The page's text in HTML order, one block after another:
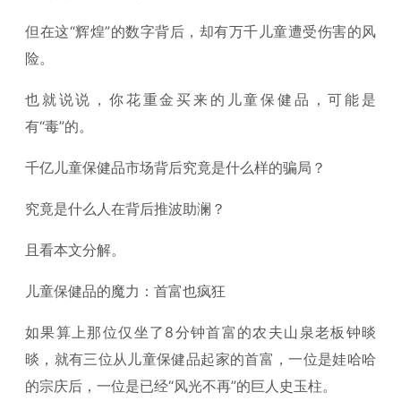
但在这“辉煌”的数字背后，却有万千儿童遭受伤害的风
险。
也就说说，你花重金买来的儿童保健品，可能是
有“毒”的。
千亿儿童保健品市场背后究竟是什么样的骗局？
究竟是什么人在背后推波助澜？
且看本文分解。
儿童保健品的魔力：首富也疯狂
如果算上那位仅坐了8分钟首富的农夫山泉老板钟晱
晱，就有三位从儿童保健品起家的首富，一位是娃哈哈
的宗庆后，一位是已经“风光不再”的巨人史玉柱。